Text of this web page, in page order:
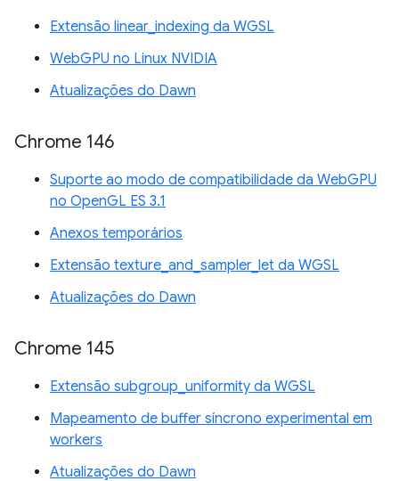
Extensão linear_indexing da WGSL
WebGPU no Linux NVIDIA
Atualizações do Dawn
Chrome 146
Suporte ao modo de compatibilidade da WebGPU
no OpenGL ES 3.1
Anexos temporários
Extensão texture_and_sampler_let da WGSL
Atualizações do Dawn
Chrome 145
Extensão subgroup_uniformity da WGSL
Mapeamento de buffer síncrono experimental em
workers
Atualizações do Dawn